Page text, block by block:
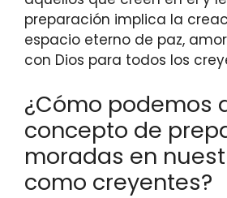
preparación implica la
espacio eterno de paz,
con Dios para todos los
¿Cómo podemos
concepto de
moradas en
como creyentes?